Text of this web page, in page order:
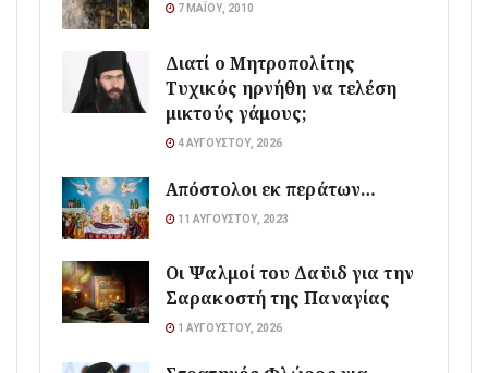
7 ΜΑΪ́ΟΥ, 2010
Διατί ο Μητροπολίτης
Τυχικός ηρνήθη να τελέση
μικτούς γάμους;
4 ΑΥΓΟΎΣΤΟΥ, 2026
Απόστολοι εκ περάτων…
11 ΑΥΓΟΎΣΤΟΥ, 2023
Οι Ψαλμοί του Δαϋιδ για την
Σαρακοστή της Παναγίας
1 ΑΥΓΟΎΣΤΟΥ, 2026